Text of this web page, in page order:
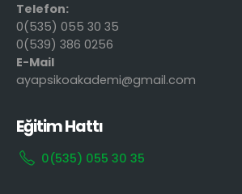
Telefon:
0(535) 055 30 35
0(539) 386 0256
E-Mail
ayapsikoakademi@gmail.com
Eğitim Hattı
0(535) 055 30 35